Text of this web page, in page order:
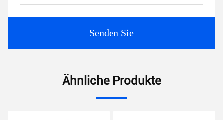
Senden Sie
Ähnliche Produkte